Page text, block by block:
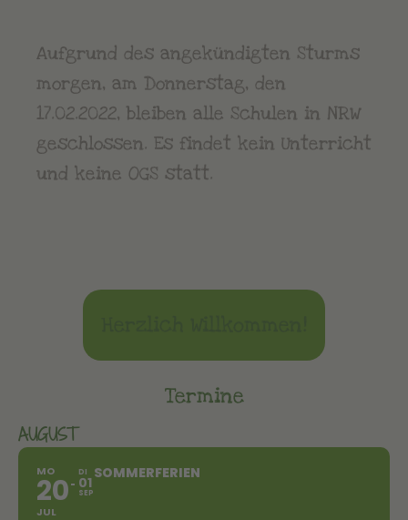
Aufgrund des angekündigten Sturms
morgen, am Donnerstag, den
17.02.2022, bleiben alle Schulen in NRW
geschlossen. Es findet kein Unterricht
und keine OGS statt.
Termine
AUGUST
MO
20
JUL
DI
01
SEP
SOMMERFERIEN